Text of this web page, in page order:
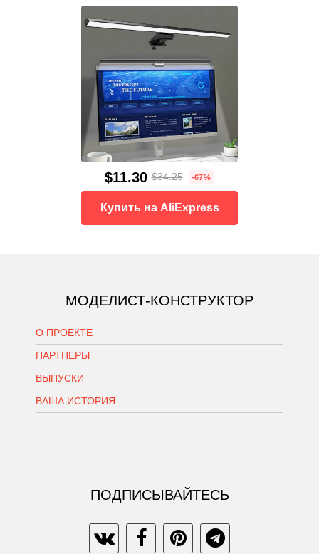
$11.30 $34.25 -67%
Купить на AliExpress
МОДЕЛИСТ-КОНСТРУКТОР
О ПРОЕКТЕ
ПАРТНЕРЫ
ВЫПУСКИ
ВАША ИСТОРИЯ
ПОДПИСЫВАЙТЕСЬ